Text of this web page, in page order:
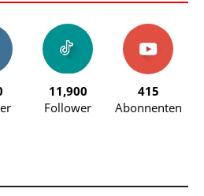
11,900
Follower
415
Abonnenten